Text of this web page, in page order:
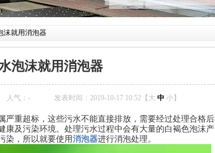
沫就用消泡器
泡沫就用消泡器
人气： - 发表时间：2019-10-17 10:52【 大 中 小】
严重超标，这些污水不能直接排放，需要经过处理合格后
康及污染环境。处理污水过程中会有大量的白褐色泡沫产
染，所以就要使用消泡器进行消泡处理。